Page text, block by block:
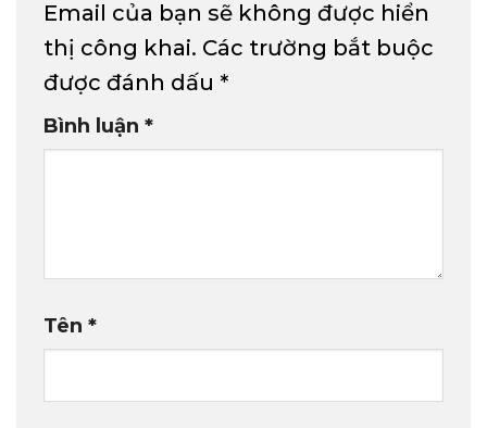
Email của bạn sẽ không được hiển
thị công khai. Các trường bắt buộc
được đánh dấu *
Bình luận *
Tên *